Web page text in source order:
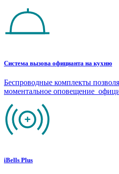
Система вызова официанта на кухню
Беспроводные комплекты
моментальное оповещение
iBells Plus